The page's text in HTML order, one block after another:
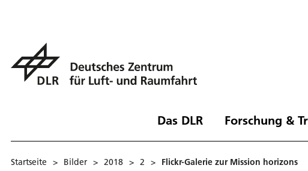
Das DLR Forschung &
Startseite > Bilder > 2018 > 2 > Flickr-Galerie zur Mission horizons